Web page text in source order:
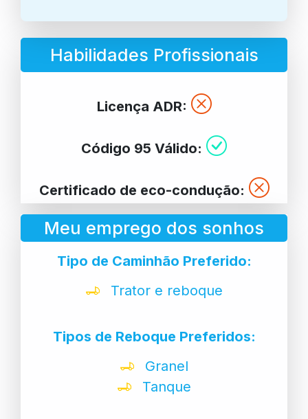
Habilidades Profissionais
Licença ADR:
Código 95 Válido:
Certificado de eco-condução:
Meu emprego dos sonhos
Tipo de Caminhão Preferido:
Trator e reboque
Tipos de Reboque Preferidos:
Granel
Tanque